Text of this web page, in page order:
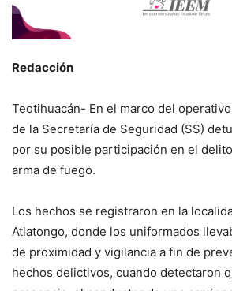
Redacción
Teotihuacán- En el marco del
de la Secretaría de Seguridad (SS)
por su posible participación en el
arma de fuego.
Los hechos se registraron en la
Atlatongo, donde los uniformados
de proximidad y vigilancia a fin de
hechos delictivos, cuando detectaron